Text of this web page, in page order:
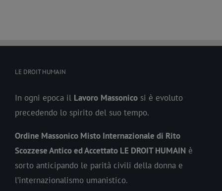
LE DROIT HUMAIN
In ogni epoca il Lavoro Massonico si è evoluto
precedendo lo spirito del suo tempo.
Ordine Massonico Misto Internazionale di Rito
Scozzese Antico ed Accettato LE DROIT HUMAIN è
sorto anticipando le parità civili della donna e
l’internazionalismo umanistico.